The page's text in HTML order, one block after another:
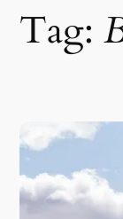
Tag: